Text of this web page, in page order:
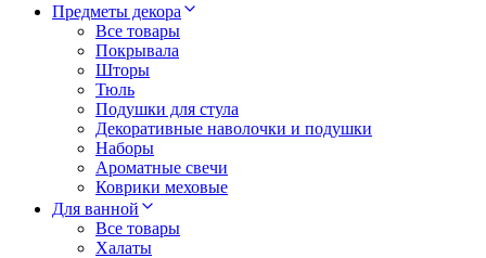
Предметы декора
Все товары
Покрывала
Шторы
Тюль
Подушки для стула
Декоративные наволочки и подушки
Наборы
Ароматные свечи
Коврики меховые
Для ванной
Все товары
Халаты